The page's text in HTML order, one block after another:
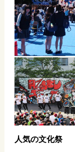
人気の文化祭